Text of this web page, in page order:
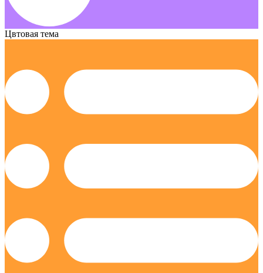
Цвтовая тема